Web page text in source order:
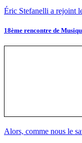
Éric Stefanelli a rejoint
18ème rencontre de
Alors, comme nous le